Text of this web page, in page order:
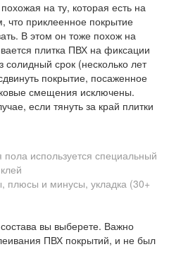
на ту, которая есть на
что приклеенное покрытие
В этом он тоже похож на
плитка ПВХ на фиксации
срок (несколько лет
покрытие, посаженное
смещения исключены.
если тянуть за край плитки
используется специальный
клей
вы выберете. Важно
ПВХ покрытий, и не был